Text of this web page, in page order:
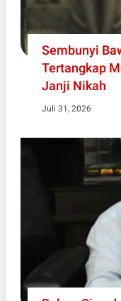
Sembunyi
Tertangkap
Janji Nikah
Juli 31, 2026